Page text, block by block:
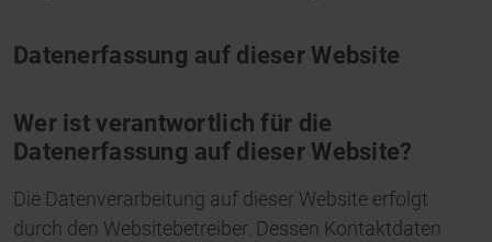
Datenerfassung auf dieser Website
Wer ist verantwortlich für die
Datenerfassung auf dieser Website?
Die Datenverarbeitung auf dieser Website erfolgt
durch den Websitebetreiber. Dessen Kontaktdaten